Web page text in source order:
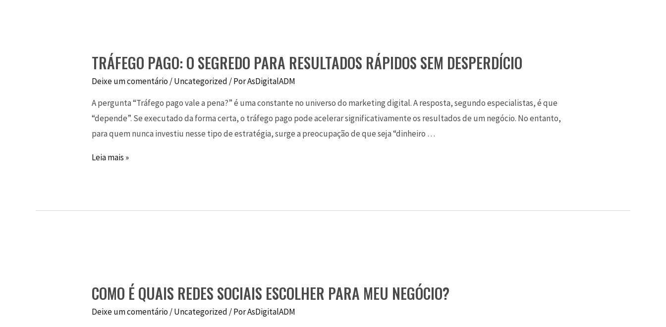
TRÁFEGO PAGO: O SEGREDO PARA RESULTADOS RÁPIDOS SEM DESPERDÍCIO
Deixe um comentário/Uncategorized / PorAsDigitalADM
A pergunta “Tráfego pago vale a pena?” é uma constante no universo do marketing digital. A resposta, segundo especialistas, é que
“depende”. Se executado da forma certa, o tráfego pago pode acelerar significativamente os resultados de um negócio. No entanto,
para quem nunca investiu nesse tipo de estratégia, surge a preocupação de que seja “dinheiro …
Leia mais »
COMO É QUAIS REDES SOCIAIS ESCOLHER PARA MEU NEGÓCIO?
Deixe um comentário/Uncategorized / PorAsDigitalADM